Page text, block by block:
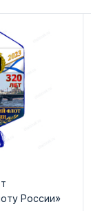
России»